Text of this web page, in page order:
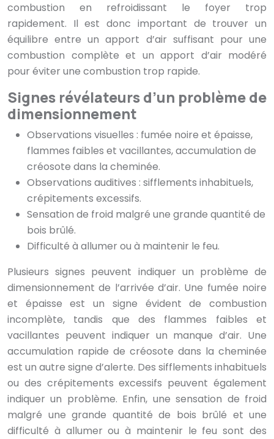
combustion en refroidissant le foyer trop
rapidement. Il est donc important de trouver un
équilibre entre un apport d’air suffisant pour une
combustion complète et un apport d’air modéré
pour éviter une combustion trop rapide.
Signes révélateurs d’un problème de
dimensionnement
Observations visuelles : fumée noire et épaisse,
flammes faibles et vacillantes, accumulation de
créosote dans la cheminée.
Observations auditives : sifflements inhabituels,
crépitements excessifs.
Sensation de froid malgré une grande quantité de
bois brûlé.
Difficulté à allumer ou à maintenir le feu.
Plusieurs signes peuvent indiquer un problème de
dimensionnement de l’arrivée d’air. Une fumée noire
et épaisse est un signe évident de combustion
incomplète, tandis que des flammes faibles et
vacillantes peuvent indiquer un manque d’air. Une
accumulation rapide de créosote dans la cheminée
est un autre signe d’alerte. Des sifflements inhabituels
ou des crépitements excessifs peuvent également
indiquer un problème. Enfin, une sensation de froid
malgré une grande quantité de bois brûlé et une
difficulté à allumer ou à maintenir le feu sont des